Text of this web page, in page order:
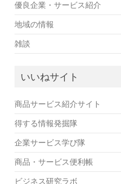
優良企業・サービス紹介
地域の情報
雑談
いいねサイト
商品サービス紹介サイト
得する情報発掘隊
企業サービス学び隊
商品・サービス便利帳
ビジネス研究ラボ